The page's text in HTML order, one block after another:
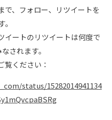
で、フォロー、リツイートを
イートのリツイートは何度で
されます。
覧ください：
status/15282014941134